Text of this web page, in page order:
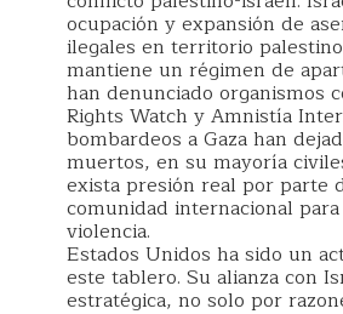
ocupación y expansión de
ilegales en territorio
mantiene un régimen de
han denunciado organismos
Rights Watch y Amnistía
bombardeos a Gaza han
muertos, en su mayoría
exista presión real por parte
comunidad internacional
violencia.
Estados Unidos ha sido un
este tablero. Su alianza con
estratégica, no solo por